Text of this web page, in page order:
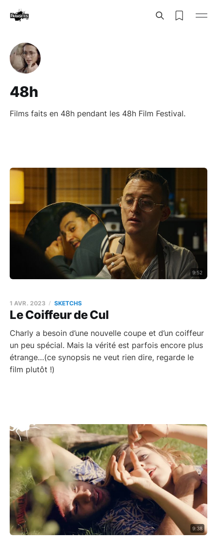
48h
Films faits en 48h pendant les 48h Film Festival.
9:52
Le Coiffeur de Cul
1 AVR. 2023 SKETCHS
Charly a besoin d’une nouvelle coupe et d’un coiffeur
un peu spécial. Mais la vérité est parfois encore plus
étrange…(ce synopsis ne veut rien dire, regarde le
film plutôt !)
9:38